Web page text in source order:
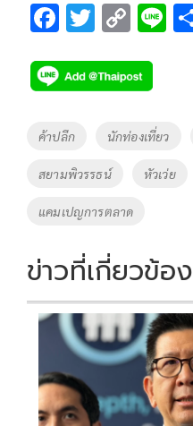
F
e
b
o
o
k
T
tt
er
C
p
y
Li
k
Li
Tags
ค้าปลีก นักท่องเที่ยว
สยามพิวรรธน์ หัวเว่ย
แคมเปญการตลาด
ข่าวที่เกี่ยวข้อง